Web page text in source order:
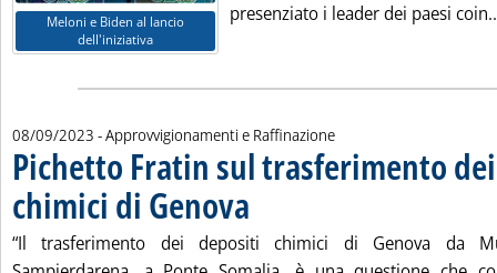
Meloni e Biden al lancio
dell'iniziativa
presenziato i leader dei paesi
08/09/2023 - Approvvigionamenti e Raffinazione
Pichetto Fratin sul trasferimento
chimici di Genova
“Il trasferimento dei depositi chimici di Genova da